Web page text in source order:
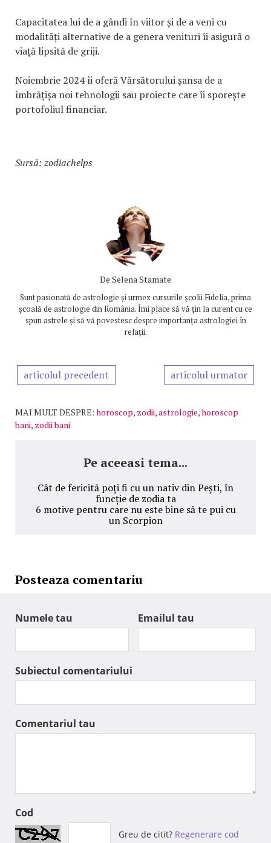
Capacitatea lui de a gândi în viitor și de a veni cu
modalități alternative de a genera venituri îi asigură o
viață lipsită de griji.
Noiembrie 2024 îi oferă Vărsătorului șansa de a
îmbrățișa noi tehnologii sau proiecte care îi sporește
portofoliul financiar.
Sursă: zodiachelps
De Selena Stamate
Sunt pasionată de astrologie și urmez cursurile școlii Fidelia, prima
școală de astrologie din România. Îmi place să vă țin la curent cu ce
spun astrele și să vă povestesc despre importanța astrologiei în
relații.
articolul precedent articolul urmator
MAI MULT DESPRE: horoscop, zodii,astrologie,horoscop
bani, zodii bani
Pe aceeasi tema...
Cât de fericită poți fi cu un nativ din Pești, în
funcție de zodia ta
6 motive pentru care nu este bine să te pui cu
un Scorpion
Posteaza comentariu
Numele tau Emailul tau
Subiectul comentariului
Comentariul tau
Cod
Greu de citit? Regenerare cod